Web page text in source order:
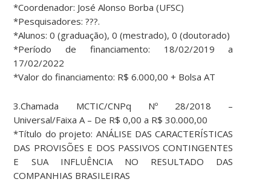
*Coordenador: José Alonso Borba (UFSC)
*Pesquisadores: ???.
*Alunos: 0 (graduação), 0 (mestrado), 0 (doutorado)
*Período de financiamento: 18/02/2019 a
17/02/2022
*Valor do financiamento: R$ 6.000,00 + Bolsa AT
3.Chamada MCTIC/CNPq Nº 28/2018 –
Universal/Faixa A – De R$ 0,00 a R$ 30.000,00
*Título do projeto: ANÁLISE DAS CARACTERÍSTICAS
DAS PROVISÕES E DOS PASSIVOS CONTINGENTES
E SUA INFLUÊNCIA NO RESULTADO DAS
COMPANHIAS BRASILEIRAS